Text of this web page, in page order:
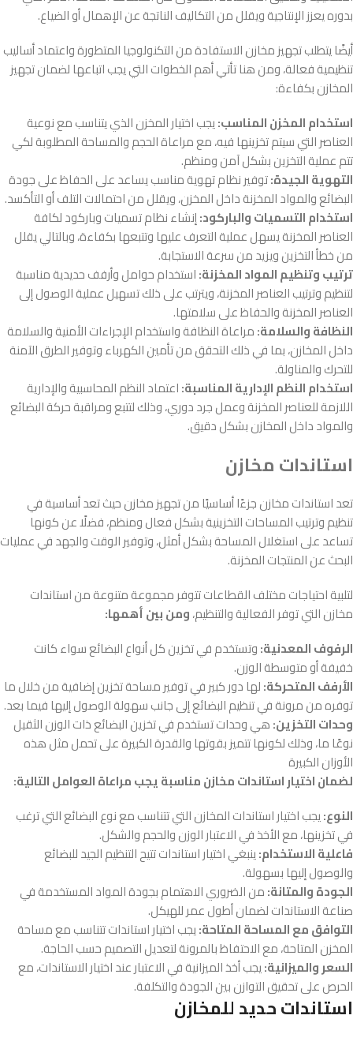
بدوره يعزز الإنتاجية ويقلل من التكاليف الناتجة عن الإهمال أو الضياع.
أيضًا يتطلب تجهيز مخازن الاستفادة من التكنولوجيا المتطورة واعتماد أساليب
تنظيمية فعالة، ومن هنا تأتي أهم الخطوات التي يجب اتباعها لضمان تجهيز
المخازن بكفاءة:
استخدام المخزن المناسب:يجب اختيار المخزن الذي يتناسب مع نوعية
العناصر التي سيتم تخزينها فيه، مع مراعاة الحجم والمساحة المطلوبة لكي
تتم عملية التخزين بشكل آمن ومنظم.
التهوية الجيدة:توفير نظام تهوية مناسب يساعد على الحفاظ على جودة
البضائع والمواد المخزنة داخل المخزن، ويقلل من احتمالات التلف أو التأكسد.
استخدام التسميات والباركود:إنشاء نظام تسميات وباركود لكافة
العناصر المخزنة يسهل عملية التعرف عليها وتتبعها بكفاءة، وبالتالي يقلل
من خطأ التخزين ويزيد من سرعة الاستجابة.
ترتيب وتنظيم المواد المخزنة:استخدام حوامل وأرفف حديدية مناسبة
لتنظيم وترتيب العناصر المخزنة، ويترتب على ذلك تسهيل عملية الوصول إلى
العناصر المخزنة والحفاظ على سلامتها.
النظافة والسلامة:مراعاة النظافة واستخدام الإجراءات الأمنية والسلامة
داخل المخازن، بما في ذلك التحقق من تأمين الكهرباء وتوفير الطرق الآمنة
للتحرك والمناولة.
استخدام النظم الإدارية المناسبة:اعتماد النظم المحاسبية والإدارية
اللازمة للعناصر المخزنة وعمل جرد دوري، وذلك لتتبع ومراقبة حركة البضائع
والمواد داخل المخازن بشكل دقيق.
استاندات مخازن
تعد استاندات مخازن جزءًا أساسيًا من تجهيز مخازن حيث تعد أساسية في
تنظيم وترتيب المساحات التخزينية بشكل فعال ومنظم، فضلًا عن كونها
تساعد على استغلال المساحة بشكل أمثل، وتوفير الوقت والجهد في عمليات
البحث عن المنتجات المخزنة.
لتلبية احتياجات مختلف القطاعات تتوفر مجموعة متنوعة من استاندات
مخازن التي توفر الفعالية والتنظيم،ومن بين أهمها:
الرفوف المعدنية:وتستخدم في تخزين كل أنواع البضائع سواء كانت
خفيفة أو متوسطة الوزن.
الأرفف المتحركة:لها دور كبير في توفير مساحة تخزين إضافية من خلال ما
توفره من مرونة في تنظيم البضائع إلى جانب سهولة الوصول إليها فيما بعد.
وحدات التخزين:هي وحدات تستخدم في تخزين البضائع ذات الوزن الثقيل
نوعًا ما، وذلك لكونها تتميز بقوتها والقدرة الكبيرة على تحمل مثل هذه
الأوزان الكبيرة
لضمان اختيار استاندات مخازن مناسبة يجب مراعاة العوامل التالية:
النوع:يجب اختيار استاندات المخازن التي تتناسب مع نوع البضائع التي ترغب
في تخزينها، مع الأخذ في الاعتبار الوزن والحجم والشكل.
فاعلية الاستخدام:ينبغي اختيار استاندات تتيح التنظيم الجيد للبضائع
والوصول إليها بسهولة.
الجودة والمتانة:من الضروري الاهتمام بجودة المواد المستخدمة في
صناعة الاستاندات لضمان أطول عمر للهيكل.
التوافق مع المساحة المتاحة:يجب اختيار استاندات تتناسب مع مساحة
المخزن المتاحة، مع الاحتفاظ بالمرونة لتعديل التصميم حسب الحاجة.
السعر والميزانية:يجب أخذ الميزانية في الاعتبار عند اختيار الاستاندات، مع
الحرص على تحقيق التوازن بين الجودة والتكلفة.
استاندات حديد للمخازن